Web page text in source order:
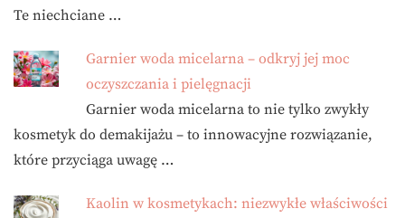
Te niechciane …
Garnier woda micelarna – odkryj jej moc
oczyszczania i pielęgnacji
Garnier woda micelarna to nie tylko zwykły
kosmetyk do demakijażu – to innowacyjne rozwiązanie,
które przyciąga uwagę …
Kaolin w kosmetykach: niezwykłe właściwości